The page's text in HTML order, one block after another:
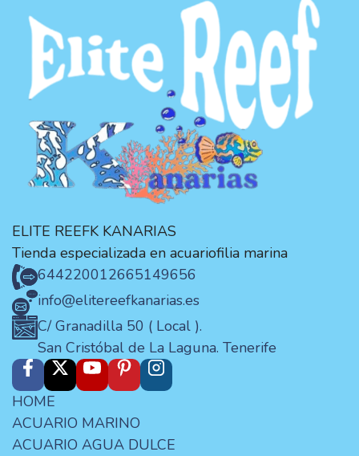
ELITE REEFK KANARIAS
Tienda especializada en acuariofilia marina
644220012665149656
info@elitereefkanarias.es
C/ Granadilla 50 ( Local ).
San Cristóbal de La Laguna. Tenerife
HOME
ACUARIO MARINO
ACUARIO AGUA DULCE